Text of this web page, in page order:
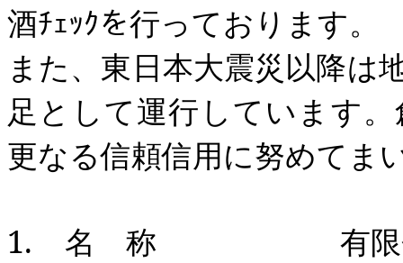
酒ﾁｪｯｸを行っております。
また、東日本大震災以降は
足として運行しています
更なる信頼信用に努めてま
1.
名 称 有限会